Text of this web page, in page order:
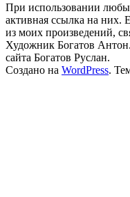
При использовании
активная ссылка на них.
из моих произведений,
Художник Богатов
сайта Богатов Руслан.
Создано на WordPress.